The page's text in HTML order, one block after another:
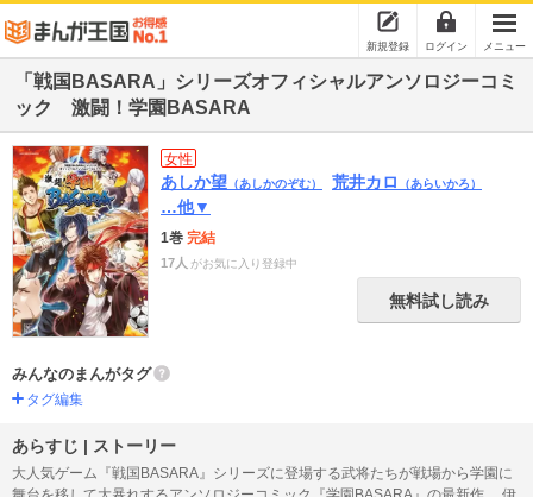
新規登録 ログイン メニュー
「戦国BASARA」シリーズオフィシャルアンソロジーコミ
ック 激闘！学園BASARA
女性
あしか望 （あしかのぞむ） 荒井カロ （あらいかろ）
…他▼
1巻 完結
17人 がお気に入り登録中
無料試し読み
みんなのまんがタグ
タグ編集
あらすじ | ストーリー
大人気ゲーム『戦国BASARA』シリーズに登場する武将たちが戦場から学園に